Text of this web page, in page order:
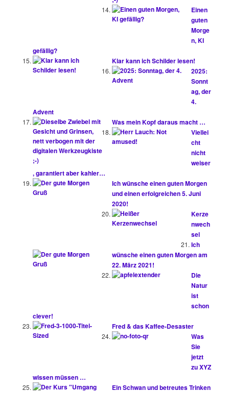
Einen
guten
Morge
n, KI
gefällig?
Klar kann ich Schilder lesen!
2025:
Sonnt
ag, der
4.
Advent
Was mein Kopf daraus macht …
Viellei
cht
nicht
weiser
, garantiert aber kahler…
Ich wünsche einen guten Morgen
und einen erfolgreichen 5. Juni
2020!
Kerze
nwech
sel
Ich
wünsche einen guten Morgen am
22. März 2021!
Die
Natur
ist
schon
clever!
Fred & das Kaffee-Desaster
Was
Sie
jetzt
zu XYZ
wissen müssen …
Ein Schwan und betreutes Trinken